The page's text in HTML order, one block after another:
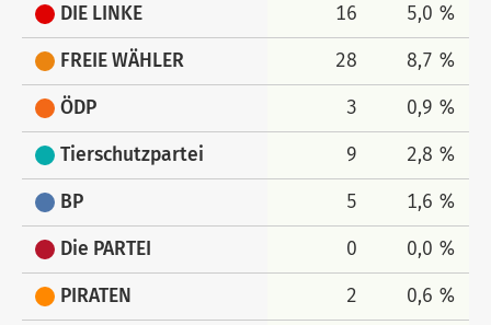
DIE LINKE 16 5,0 %
FREIE WÄHLER 28 8,7 %
ÖDP 3 0,9 %
Tierschutzpartei 9 2,8 %
BP 5 1,6 %
Die PARTEI 0 0,0 %
PIRATEN 2 0,6 %